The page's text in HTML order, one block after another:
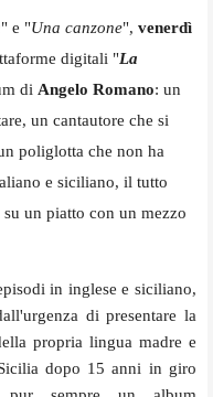
" e "Una canzone", venerdì
digitali "La
di Angelo Romano: un
un cantautore che si
poliglotta che non ha
e siciliano, il tutto
un piatto con un mezzo
in inglese e siciliano,
di presentare la
propria lingua madre e
dopo 15 anni in giro